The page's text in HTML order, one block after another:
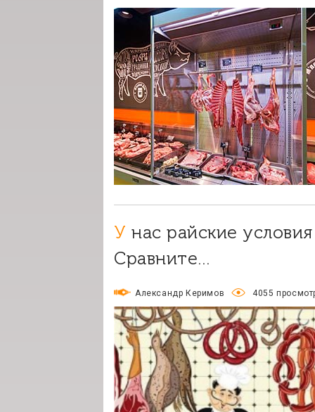
У нас райские условия для открытия мясного магазина!
Сравните…
Александр Керимов 4055